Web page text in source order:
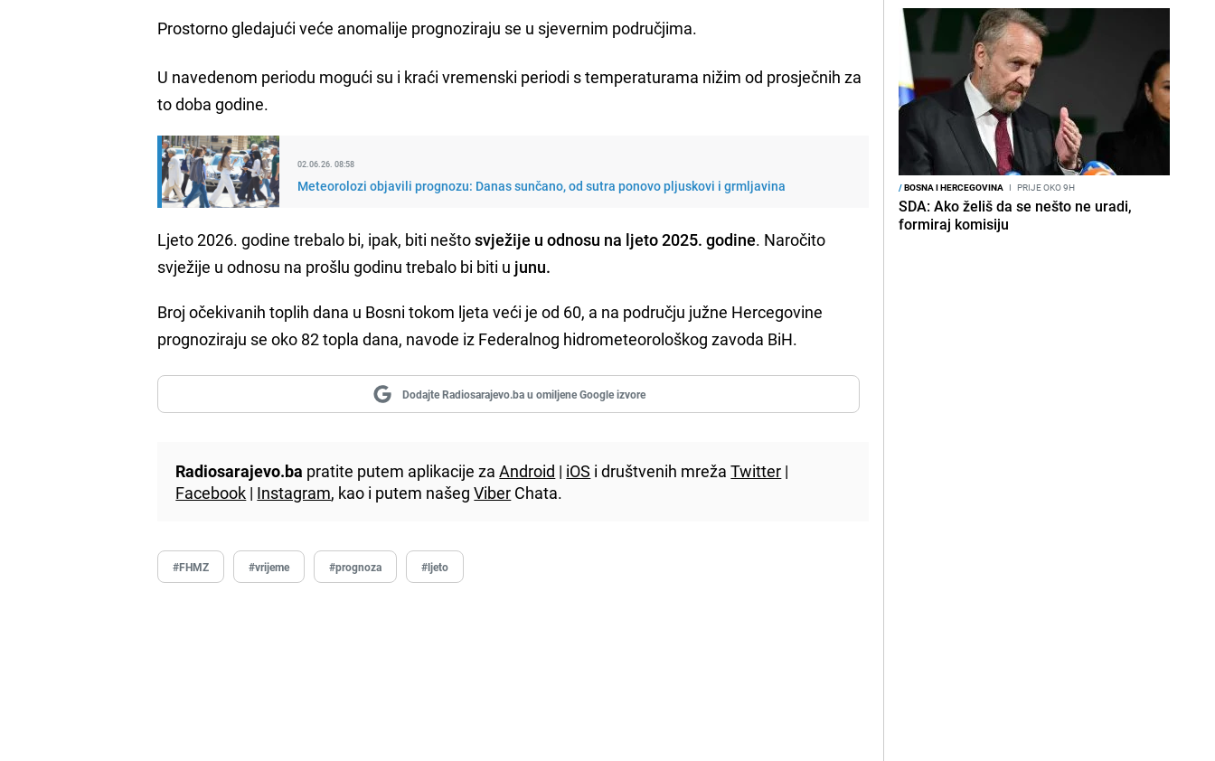
Prostorno gledajući veće anomalije prognoziraju se u sjevernim područjima.
U navedenom periodu mogući su i kraći vremenski periodi s temperaturama nižim od prosječnih za
to doba godine.
02.06.26. 08:58
Meteorolozi objavili prognozu: Danas sunčano, od sutra ponovo pljuskovi i grmljavina
Ljeto 2026. godine trebalo bi, ipak, biti neštosvježije u odnosu na ljeto 2025. godine. Naročito
svježije u odnosu na prošlu godinu trebalo bi biti u junu.
Broj očekivanih toplih dana u Bosni tokom ljeta veći je od 60, a na području južne Hercegovine
prognoziraju se oko 82 topla dana, navode iz Federalnog hidrometeorološkog zavoda BiH.
Dodajte Radiosarajevo.ba u omiljene Google izvore
Radiosarajevo.ba pratite putem aplikacije zaAndroid | iOS i društvenih mrežaTwitter |
Facebook | Instagram, kao i putem našegViber Chata.
#FHMZ #vrijeme #prognoza #ljeto
/BOSNA I HERCEGOVINA I PRIJE OKO 9H
SDA: Ako želiš da se nešto ne uradi,
formiraj komisiju